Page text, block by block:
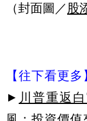
（封面圖／ 股
【往下看更多
► 川普重返